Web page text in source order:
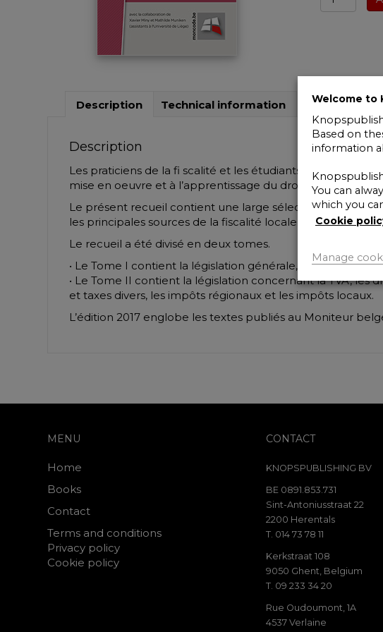
de
&
2017-
2018
Description Technical information
Description
Les praticiens de la fi scalité et les étudiants trouveront
mise en oeuvre et à l’apprentissage du droit fiscal.
Le présent recueil contient une large sélection de textes
les principales sources de la fiscalité locale, régionale,
Le recueil a été divisé en deux tomes.
• Le Tome I contient la législation générale, les impôts
• Le Tome II contient la législation concernant la TVA, les
et taxes divers, les impôts régionaux et les impôts locaux.
L’édition 2017 englobe les textes publiés au Moniteur
MENU
Home
Books
Contact
Terms and conditions
Privacy policy
Cookie policy
CONTACT
KNOPSPUBLISHING BV
BE 0891.853.731
Sint-Antoniusstraat 22
2200 Herentals
T. 014 73 78 11
Kerkstraat 108
9050 Ghent, Belgium
T. 09 233 34 20
Rue Oudoumont, 1A
4537 Verlaine
Welcome to
Based on
information
You can
which you
Cookie
Manage